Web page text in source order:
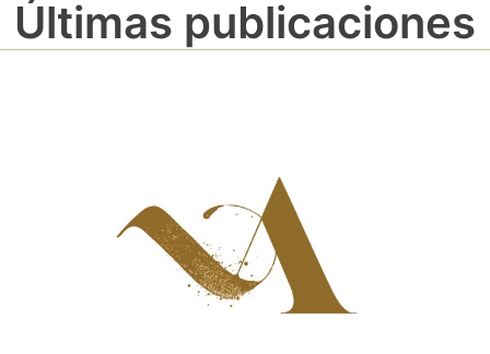
Últimas publicaciones